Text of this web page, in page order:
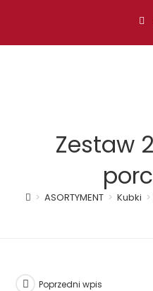
Zestaw
> ASORTYMENT > Kubki >
Poprzedni wpis